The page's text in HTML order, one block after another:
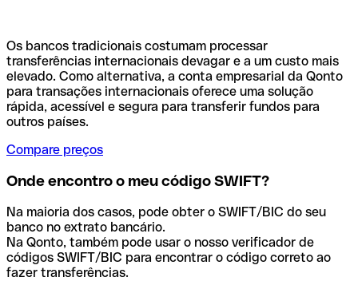
Os bancos tradicionais costumam processar
transferências internacionais devagar e a um custo mais
elevado. Como alternativa, a conta empresarial da Qonto
para transações internacionais oferece uma solução
rápida, acessível e segura para transferir fundos para
outros países.
Compare preços
Onde encontro o meu código SWIFT?
Na maioria dos casos, pode obter o SWIFT/BIC do seu
banco no extrato bancário.
Na Qonto, também pode usar o nosso verificador de
códigos SWIFT/BIC para encontrar o código correto ao
fazer transferências.